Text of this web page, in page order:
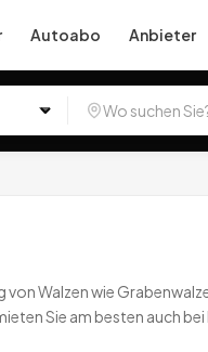
Autoabo Anbieter
Walzen wie
Sie am besten auch
leihen können.